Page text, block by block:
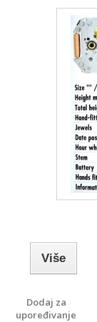
Više
Dodaj za
upoređivanje